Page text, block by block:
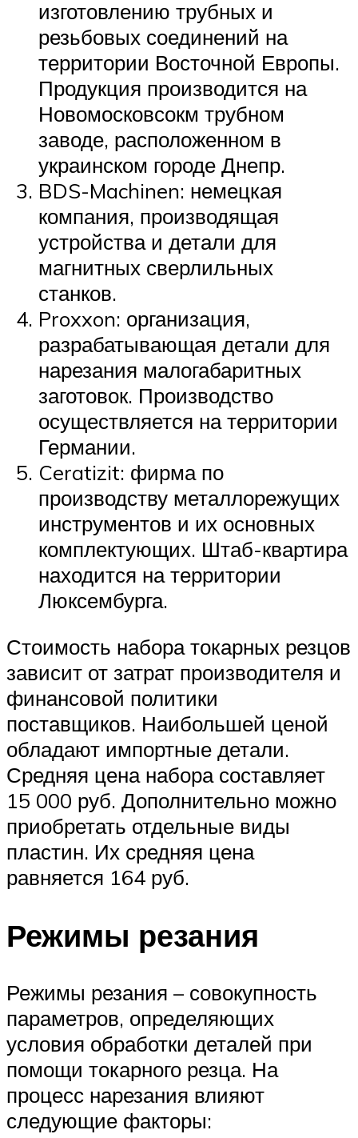
изготовлению трубных и
резьбовых соединений на
территории Восточной Европы.
Продукция производится на
Новомосковсокм трубном
заводе, расположенном в
украинском городе Днепр.
BDS-Machinen: немецкая
компания, производящая
устройства и детали для
магнитных сверлильных
станков.
Proxxon: организация,
разрабатывающая детали для
нарезания малогабаритных
заготовок. Производство
осуществляется на территории
Германии.
Ceratizit: фирма по
производству металлорежущих
инструментов и их основных
комплектующих. Штаб-квартира
находится на территории
Люксембурга.
Стоимость набора токарных резцов
зависит от затрат производителя и
финансовой политики
поставщиков. Наибольшей ценой
обладают импортные детали.
Средняя цена набора составляет
15 000 руб. Дополнительно можно
приобретать отдельные виды
пластин. Их средняя цена
равняется 164 руб.
Режимы резания
Режимы резания – совокупность
параметров, определяющих
условия обработки деталей при
помощи токарного резца. На
процесс нарезания влияют
следующие факторы: